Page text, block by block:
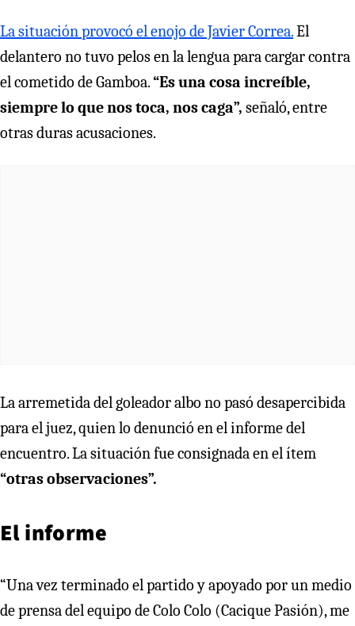
La situación provocó el enojo de Javier Correa.El
delantero no tuvo pelos en la lengua para cargar contra
el cometido de Gamboa.“Es una cosa increíble,
siempre lo que nos toca, nos caga”, señaló, entre
otras duras acusaciones.
La arremetida del goleador albo no pasó desapercibida
para el juez, quien lo denunció en el informe del
encuentro. La situación fue consignada en el ítem
“otras observaciones”.
El informe
“Una vez terminado el partido y apoyado por un medio
de prensa del equipo de Colo Colo (Cacique Pasión), me